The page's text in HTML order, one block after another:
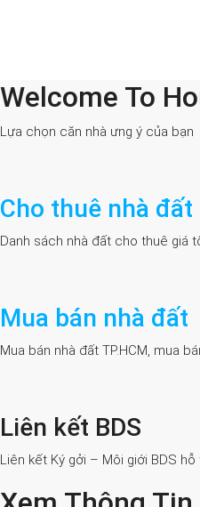
Welcome To
Lựa chọn căn nhà ưng ý của bạn
Cho thuê nhà đất
Danh sách nhà đất cho thuê giá
Mua bán nhà đất
Mua bán nhà đất TP.HCM, mua
Liên kết BDS
Liên kết Ký gởi – Môi giới BDS